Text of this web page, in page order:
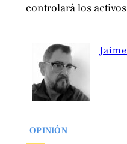
controlará los activos
OPINIÓN